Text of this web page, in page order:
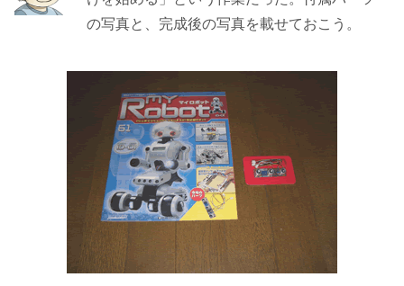
の写真と、完成後の写真を載せておこう。